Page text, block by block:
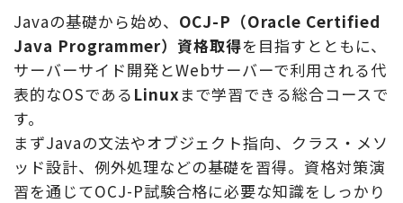
Javaの基礎から始め、 OCJ-P（Oracle Certified
Java Programmer）資格取得を目指すとともに、
サーバーサイド開発とWebサーバーで利用される代
表的なOSである Linuxまで学習できる総合コースで
す。
まずJavaの文法やオブジェクト指向、クラス・メソ
ッド設計、例外処理などの基礎を習得。資格対策演
習を通じてOCJ-P試験合格に必要な知識をしっかり